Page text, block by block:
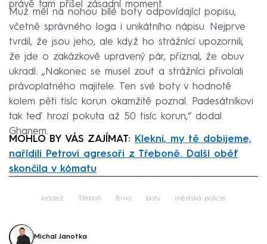
právě tam přišel zásadní moment.
Muž měl na nohou bílé boty odpovídající popisu,
včetně správného loga i unikátního nápisu. Nejprve
tvrdil, že jsou jeho, ale když ho strážníci upozornili,
že jde o zakázkově upravený pár, přiznal, že obuv
ukradl. „Nakonec se musel zout a strážníci přivolali
právoplatného majitele. Ten své boty v hodnotě
kolem pěti tisíc korun okamžitě poznal. Padesátníkovi
tak teď hrozí pokuta až 50 tisíc korun,“ dodal
Ghanem.
MOHLO BY VÁS ZAJÍMAT:
Klekni, my tě dobijeme,
nařídili Petrovi agresoři z Třeboně. Další oběť
skončila v kómatu
krádež Třeboň Brno boty městská policie
Michal Janotka